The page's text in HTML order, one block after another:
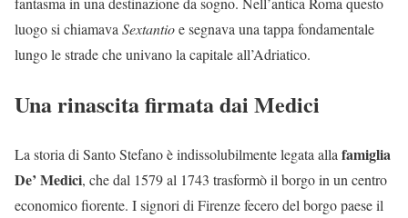
luogo si chiamava Sextantioe segnava una tappa fondamentale
lungo le strade che univano la capitale all’Adriatico.
Una rinascita firmata dai Medici
La storia di Santo Stefano è indissolubilmente legata alla famiglia
De’ Medici, che dal 1579 al 1743 trasformò il borgo in un centro
economico fiorente. I signori di Firenze fecero del borgo paese il